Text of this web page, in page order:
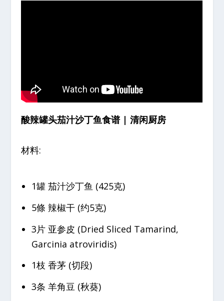
酸辣罐头茄汁沙丁鱼食谱 | 清闲厨房
材料:
1罐 茄汁沙丁鱼 (425克)
5條 辣椒干 (约5克)
3片 亚参皮 (Dried Sliced Tamarind,
Garcinia atroviridis)
1枝 香茅 (切段)
3条 羊角豆 (秋葵)